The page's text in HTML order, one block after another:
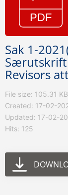
Sak 1-
Særutskrift
Revisors
File size: 105.31 KB
Created: 17-02-
Updated: 17-02-
Hits: 125